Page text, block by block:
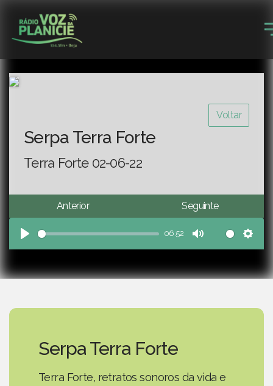
Voltar
Serpa Terra Forte
Terra Forte 02-06-22
Anterior Seguinte
Play
06:52
Mute
Serpa Terra Forte
Terra Forte, retratos sonoros da vida e